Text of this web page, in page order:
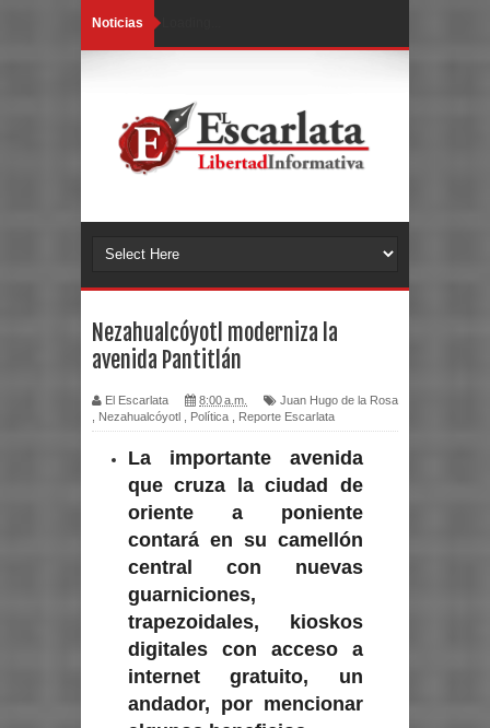
Noticias
Nezahualcóyotl moderniza la
avenida Pantitlán
El Escarlata 8:00 a.m.
Juan Hugo de la Rosa
Nezahualcóyotl Política Reporte Escarlata
La importante avenida
que cruza la ciudad de
oriente a poniente
contará en su camellón
central con nuevas
guarniciones,
trapezoidales, kioskos
digitales con acceso a
internet gratuito, un
andador, por mencionar